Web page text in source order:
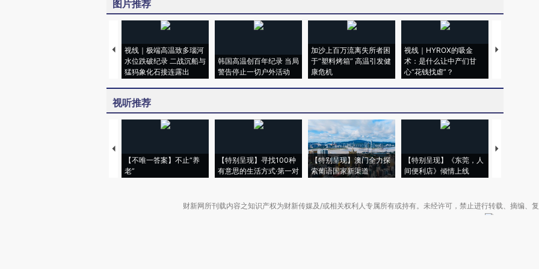
图片推荐
视线｜极端高温致多瑙河
水位跌破纪录 二战沉船与
猛犸象化石接连露出
韩国高温创百年纪录 当局
警告停止一切户外活动
加沙上百万流离失所者困
于“塑料烤箱” 高温引发健
康危机
视线｜HYROX的吸金
术：是什么让中产们甘
心“花钱找虐”？
马航飞行员
视听推荐
【不唯一答案】不止“养
老”
【特别呈现】寻找100种
有意思的生活方式·第一对
【特别呈现】澳门全力探
索葡语国家新渠道
【特别呈现】《东莞，人
间便利店》倾情上线
【推广】走
财新网所刊载内容之知识产权为财新传媒及/或相关权利人专属所有或持有。未经许可，禁止进行转载、摘编、复